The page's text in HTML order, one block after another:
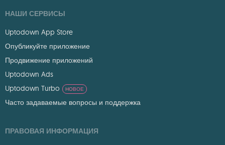
НАШИ СЕРВИСЫ
Uptodown App Store
Опубликуйте приложение
Продвижение приложений
Uptodown Ads
Uptodown Turbo
НОВОЕ
Часто задаваемые вопросы и поддержка
ПРАВОВАЯ ИНФОРМАЦИЯ